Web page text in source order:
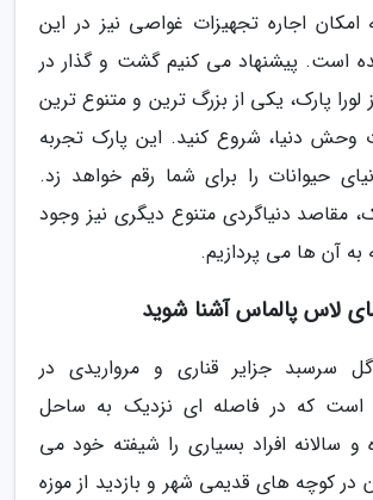
اجاره تجهیزات غواصی نیز در این
است. پیشنهاد می کنیم گشت و گذار در
لورا پارک، یکی از بزرگ ترین و متنوع ترین
وحش دنیا، شروع کنید. این پارک تجربه
حیوانات را برای شما رقم خواهد زد.
مقاصد دنیاگردی متنوع دیگری نیز وجود
به آن ها می پردازیم.
لاس پالماس آشنا شوید
سرسبد جزایر قناری و مرواریدی در
است که در فاصله ای نزدیک به ساحل
و سالانه افراد بسیاری را شیفته خود می
در کوچه های قدیمی شهر و بازدید از موزه